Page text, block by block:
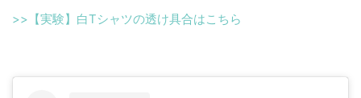
>>【実験】白Tシャツの透け具合はこちら